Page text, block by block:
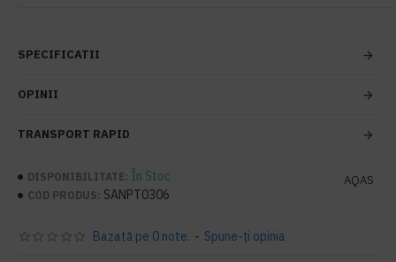
SPECIFICATII
OPINII
TRANSPORT RAPID
DISPONIBILITATE: În Stoc
COD PRODUS: SANPT0306
AQAS
Bazată pe 0 note. - Spune-ţi opinia